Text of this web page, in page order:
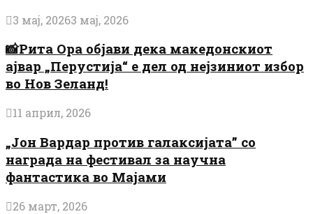
3 мај, 20263 мај, 2026
📸Рита Ора објави дека македонскиот
ајвар „Перустија“ е дел од нејзиниот избор
во Нов Зеланд!
11 април, 2026
„Јон Вардар против галаксијата” со
награда на фестивал за научна
фантастика во Мајами
26 март, 2026